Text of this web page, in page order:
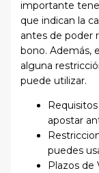
importante
que indican la
antes de poder
bono. Además,
alguna
puede utilizar.
apostar
puedes
Plazos de